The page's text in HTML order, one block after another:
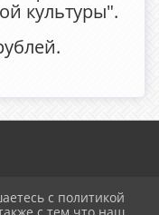
культуры".
с политикой